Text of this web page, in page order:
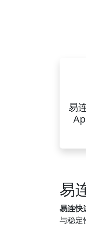
易
易
易连快
与稳定